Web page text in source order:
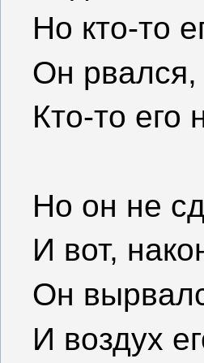
Но кто-то
Он
Кто-то его
Но он не
И вот,
Он
И воздух